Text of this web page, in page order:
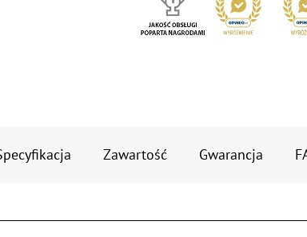
Zawartość Gwarancja